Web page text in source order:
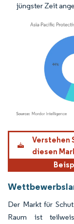
jüngster Zeit
Bild © Mordor
Verstehen
diesen
Der Markt für
Raum ist